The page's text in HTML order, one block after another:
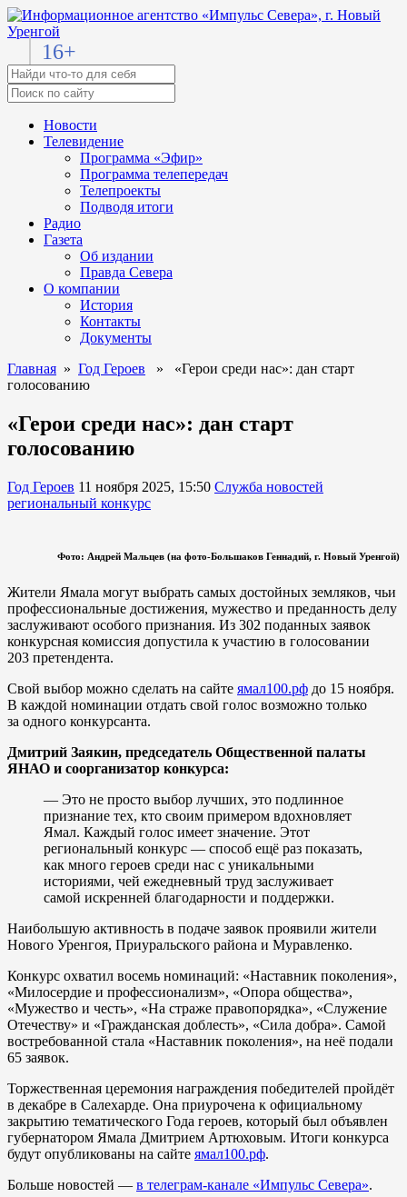
16+
Новости
Телевидение
Программа «Эфир»
Программа телепередач
Телепроекты
Подводя итоги
Радио
Газета
Об издании
Правда Севера
О компании
История
Контакты
Документы
Главная » Год Героев » «Герои среди нас»: дан старт
голосованию
«Герои среди нас»: дан старт
голосованию
Год Героев 11 ноября 2025, 15:50 Служба новостей
региональный конкурс
Фото: Андрей Мальцев (на фото-Большаков Геннадий, г. Новый Уренгой)
Жители Ямала могут выбрать самых достойных земляков, чьи
профессиональные достижения, мужество и преданность делу
заслуживают особого признания. Из 302 поданных заявок
конкурсная комиссия допустила к участию в голосовании
203 претендента.
Свой выбор можно сделать на сайте ямал100.рф до 15 ноября.
В каждой номинации отдать свой голос возможно только
за одного конкурсанта.
Дмитрий Заякин, председатель Общественной палаты
ЯНАО и соорганизатор конкурса:
— Это не просто выбор лучших, это подлинное
признание тех, кто своим примером вдохновляет
Ямал. Каждый голос имеет значение. Этот
региональный конкурс — способ ещё раз показать,
как много героев среди нас с уникальными
историями, чей ежедневный труд заслуживает
самой искренней благодарности и поддержки.
Наибольшую активность в подаче заявок проявили жители
Нового Уренгоя, Приуральского района и Муравленко.
Конкурс охватил восемь номинаций: «Наставник поколения»,
«Милосердие и профессионализм», «Опора общества»,
«Мужество и честь», «На страже правопорядка», «Служение
Отечеству» и «Гражданская доблесть», «Сила добра». Самой
востребованной стала «Наставник поколения», на неё подали
65 заявок.
Торжественная церемония награждения победителей пройдёт
в декабре в Салехарде. Она приурочена к официальному
закрытию тематического Года героев, который был объявлен
губернатором Ямала Дмитрием Артюховым. Итоги конкурса
будут опубликованы на сайте ямал100.рф.
Больше новостей — в телеграм-канале «Импульс Севера».